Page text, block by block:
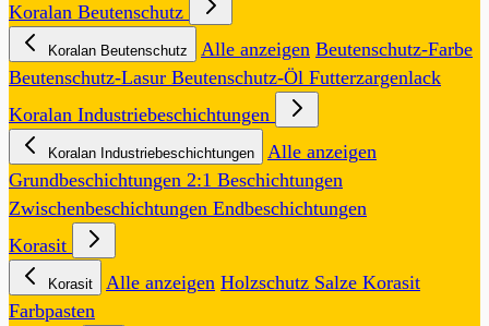
Koralan Beutenschutz
Koralan Beutenschutz Alle anzeigen Beutenschutz-Farbe
Beutenschutz-Lasur Beutenschutz-Öl Futterzargenlack
Koralan Industriebeschichtungen
Koralan Industriebeschichtungen
Alle anzeigen
Grundbeschichtungen 2:1 Beschichtungen
Zwischenbeschichtungen Endbeschichtungen
Korasit
Korasit Alle anzeigen Holzschutz Salze Korasit
Farbpasten